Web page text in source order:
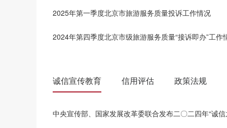
2025年第一季度北京市旅游服务质量投诉工作情况
2024年第四季度北京市级旅游服务质量“接诉即办”工作
诚信宣传教育 信用评估 政策法规
中央宣传部、国家发展改革委联合发布二〇二四年“诚信